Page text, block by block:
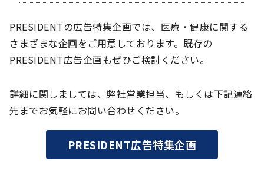
PRESIDENTの広告特集企画では、医療・健康に関する
さまざまな企画をご用意しております。既存の
PRESIDENT広告企画もぜひご検討ください。
詳細に関しましては、弊社営業担当、もしくは下記連絡
先までお気軽にお問い合わせください。
PRESIDENT広告特集企画